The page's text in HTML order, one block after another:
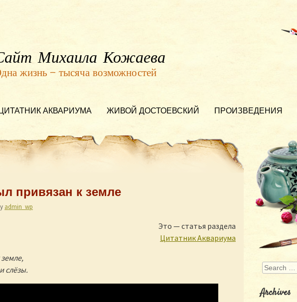
Михаила Кожаева
жизнь — тысяча возможностей
АКВАРИУМА ЖИВОЙ ДОСТОЕВСКИЙ ПРОИЗВЕДЕНИЯ
привязан к земле
admin_wp
Это — статья раздела
Цитатник Аквариума
слёзы.
Search
Archives